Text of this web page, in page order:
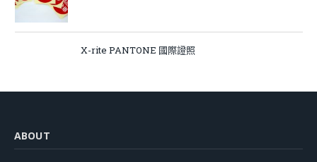
X-rite PANTONE 國際證照
ABOUT